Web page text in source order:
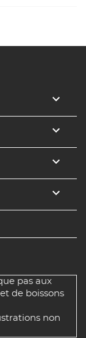




pas aux
de boissons
non